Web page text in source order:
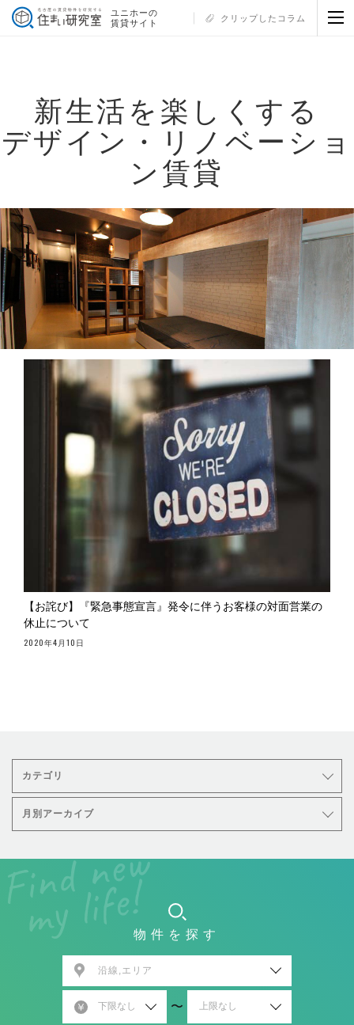
ユニホーの
賃貸サイト
クリップしたコラム
新生活を楽しくする
デザイン・リノベーショ
ン賃貸
【お詫び】『緊急事態宣言』発令に伴うお客様の対面営業の
休止について
2020年4月10日
カテゴリ
月別アーカイブ
物件を探す
沿線,エリア
〜